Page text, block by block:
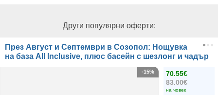
Други популярни оферти:
През Август и Септември в Созопол: Нощувка
на база All Inclusive, плюс басейн с шезлонг и чадър
70.55€
83.00€
на човек
-15%